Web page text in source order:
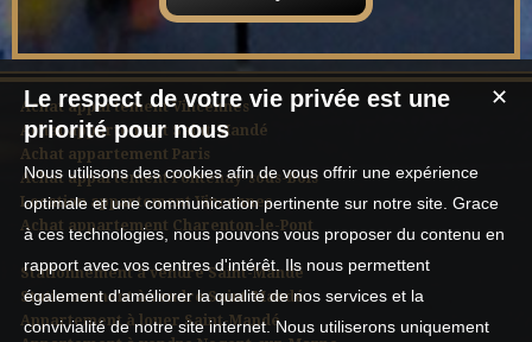
Achat appartement Vincennes
Achat appartement Saint-Mandé
Achat appartement Paris
Achat appartement Fontenay-sous-Bois
Location appartement Vincennes
Achat appartement Charenton-le-Pont
Stationnement à vendre Saint-Mandé
Stationnement à vendre Saint-Mandé
Appartement à louer Saint-Mandé
✕
Le respect de votre vie privée est une
priorité pour nous
Nous utilisons des cookies afin de vous offrir une expérience
optimale et une communication pertinente sur notre site. Grace
à ces technologies, nous pouvons vous proposer du contenu en
rapport avec vos centres d'intérêt. Ils nous permettent
également d'améliorer la qualité de nos services et la
convivialité de notre site internet. Nous utiliserons uniquement